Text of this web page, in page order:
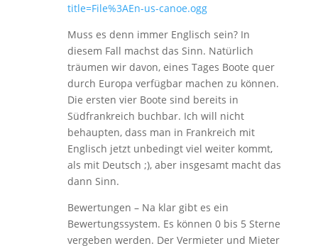
title=File%3AEn-us-canoe.ogg
Muss es denn immer Englisch sein? In
diesem Fall machst das Sinn. Natürlich
träumen wir davon, eines Tages Boote quer
durch Europa verfügbar machen zu können.
Die ersten vier Boote sind bereits in
Südfrankreich buchbar. Ich will nicht
behaupten, dass man in Frankreich mit
Englisch jetzt unbedingt viel weiter kommt,
als mit Deutsch ;), aber insgesamt macht das
dann Sinn.
Bewertungen – Na klar gibt es ein
Bewertungssystem. Es können 0 bis 5 Sterne
vergeben werden. Der Vermieter und Mieter